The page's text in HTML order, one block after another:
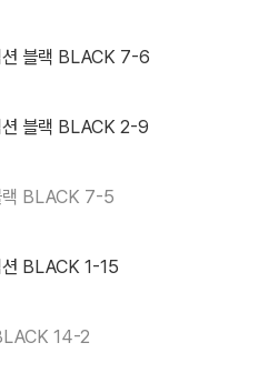
션 블랙 BLACK 7-6
션 블랙 BLACK 2-9
랙 BLACK 7-5
션 BLACK 1-15
14-2